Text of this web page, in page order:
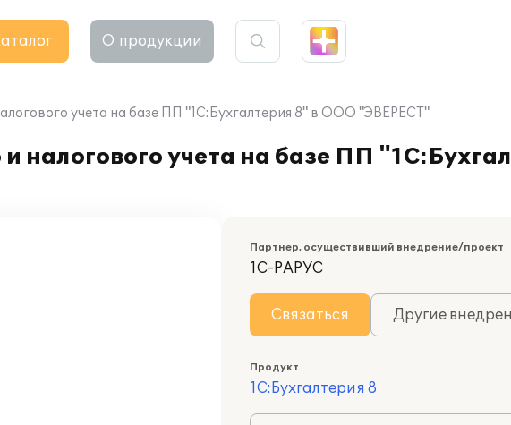
О продукции
учета на базе ПП "1С:Бухгалтерия 8" в ООО "ЭВЕРЕСТ"
налогового учета на базе ПП
Партнер, осуществивший внедрение/проект
1С-РАРУС
Связаться Другие
Продукт
1С:Бухгалтерия 8